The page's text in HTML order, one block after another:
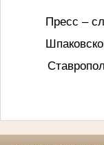
Пресс –